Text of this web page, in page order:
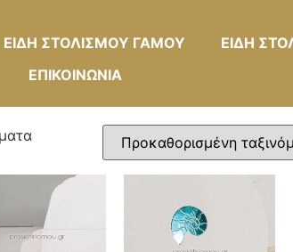
ΕΙΔΗ ΣΤΟΛΙΣΜΟΥ ΓΑΜΟΥ
ΕΙΔΗ
ΕΠΙΚΟΙΝΩΝΙΑ